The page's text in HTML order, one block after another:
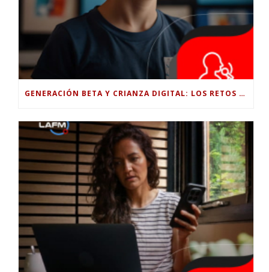
GENERACIÓN BETA Y CRIANZA DIGITAL: LOS RETOS DE CRIAR HIJOS EN LA ERA DE LA INTELIGENCIA ARTIFICIAL